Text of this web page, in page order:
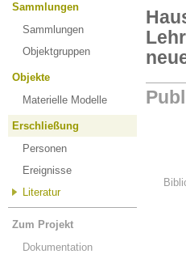
Sammlungen
Sammlungen
Objektgruppen
Objekte
Materielle Modelle
Erschließung
Personen
Ereignisse
Literatur
Zum Projekt
Dokumentation